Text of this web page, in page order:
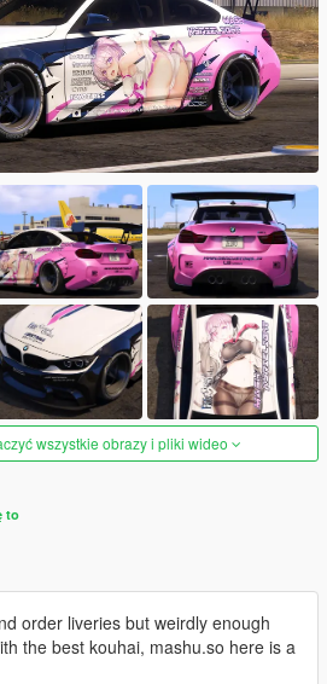
wszystkie obrazy i pliki wideo
to
order liveries but weirdly enough
the best kouhai, mashu.so here is a